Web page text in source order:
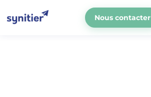
Nous contacter